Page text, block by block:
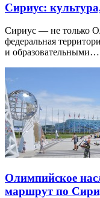
Сириус:
Сириус — не только
федеральная
и образовательными…
Олимпийское
маршрут по